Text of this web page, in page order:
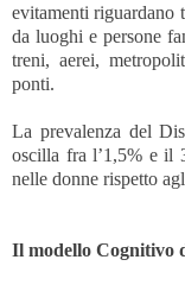
evitamenti riguardano
da luoghi e persone
treni, aerei,
ponti.
La prevalenza del
oscilla fra l’1,5% e il
nelle donne rispetto
Il modello Cognitivo